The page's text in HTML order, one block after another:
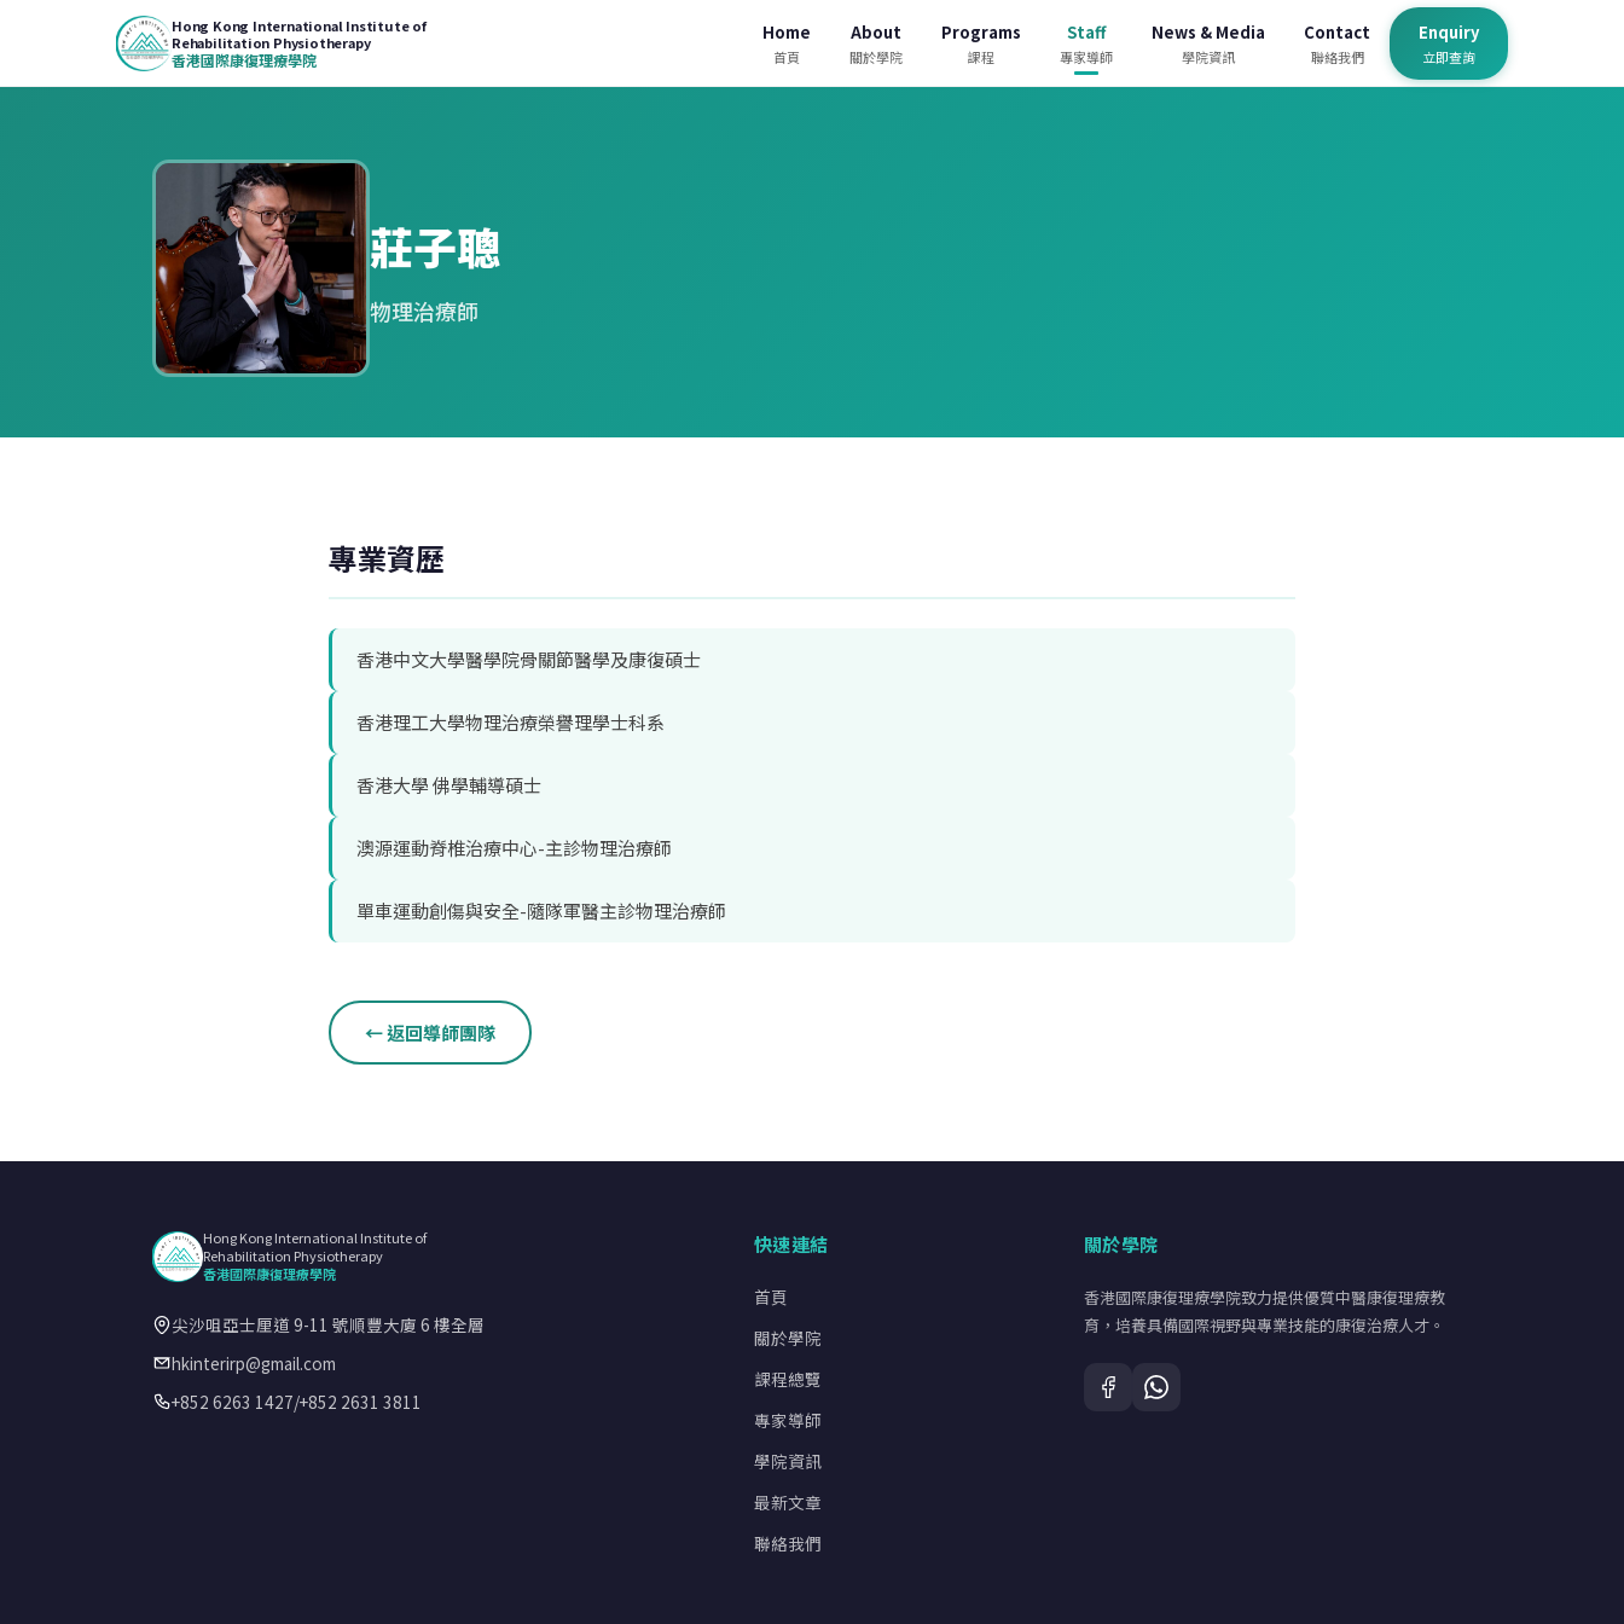
Hong Kong International Institute of
Rehabilitation Physiotherapy
香港國際康復理療學院
Home
首頁
About
關於學院
Programs
課程
Staff
專家導師
News & Media
學院資訊
Contact
聯絡我們
Enquiry
立即查詢
莊子聰
物理治療師
專業資歷
香港中文大學醫學院骨關節醫學及康復碩士
香港理工大學物理治療榮譽理學士科系
香港大學 佛學輔導碩士
澳源運動脊椎治療中心-主診物理治療師
單車運動創傷與安全-隨隊軍醫主診物理治療師
← 返回導師團隊
Hong Kong International Institute of
Rehabilitation Physiotherapy
香港國際康復理療學院
尖沙咀亞士厘道 9-11 號順豐大廈 6 樓全層
hkinterirp@gmail.com
+852 6263 1427/+852 2631 3811
快速連結
首頁
關於學院
課程總覽
專家導師
學院資訊
最新文章
聯絡我們
關於學院
香港國際康復理療學院致力提供優質中醫康復理療教
育，培養具備國際視野與專業技能的康復治療人才。